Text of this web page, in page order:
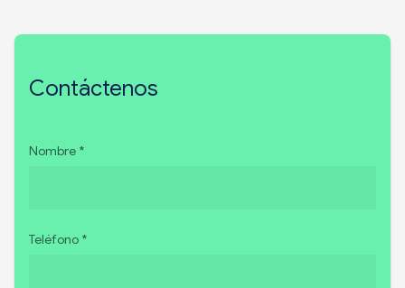
Contáctenos
Nombre *
Teléfono *